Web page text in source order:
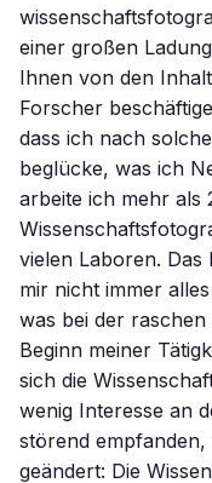
einer großen
Ihnen von den
Forscher
dass ich nach
beglücke, was ich
arbeite ich mehr als
vielen Laboren. Das
mir nicht immer
was bei der
Beginn meiner
sich die
wenig Interesse an
störend
geändert: Die